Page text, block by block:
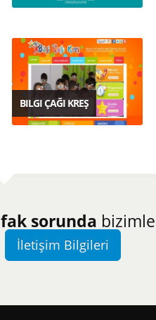
BILGI ÇAĞI KREŞ
sorunda bizimle
İletişim Bilgileri